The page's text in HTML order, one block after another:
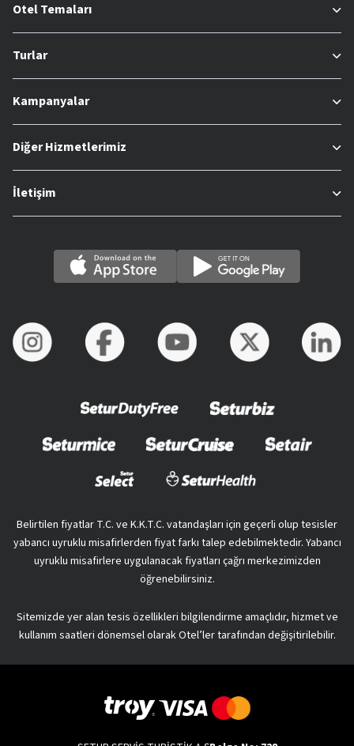
Otel Temaları
Turlar
Kampanyalar
Diğer Hizmetlerimiz
İletişim
Belirtilen fiyatlar T.C. ve K.K.T.C. vatandaşları için geçerli olup tesisler
yabancı uyruklu misafirlerden fiyat farkı talep edebilmektedir. Yabancı
uyruklu misafirlere uygulanacak fiyatları çağrı merkezimizden
öğrenebilirsiniz.
Sitemizde yer alan tesis özellikleri bilgilendirme amaçlıdır, hizmet ve
kullanım saatleri dönemsel olarak Otel’ler tarafından değişitirilebilir.